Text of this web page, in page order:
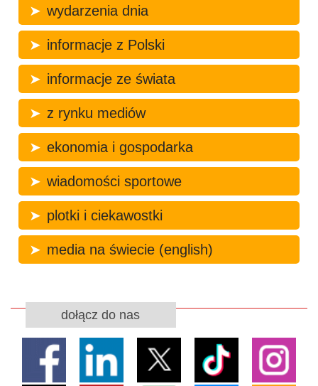
wydarzenia dnia
informacje z Polski
informacje ze świata
z rynku mediów
ekonomia i gospodarka
wiadomości sportowe
plotki i ciekawostki
media na świecie (english)
dołącz do nas